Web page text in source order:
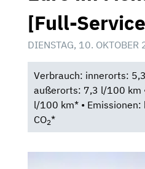
[Full-
DIENSTAG, 10.
Verbrauch: innerorts:
außerorts: 7,3 l/100 km
l/100 km* •
CO2*